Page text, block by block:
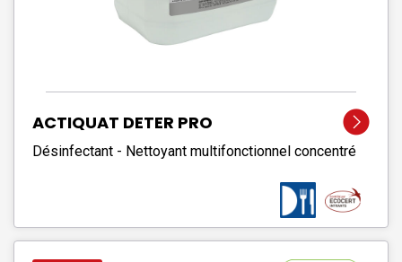
ACTIQUAT DETER PRO
Désinfectant - Nettoyant multifonctionnel concentré